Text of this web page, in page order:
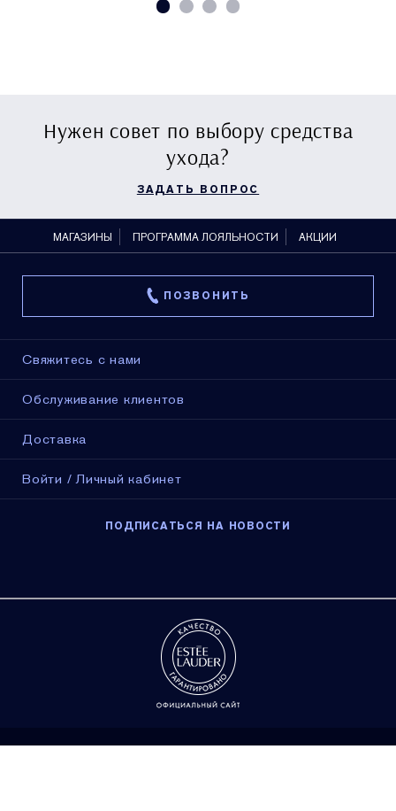
Нужен совет по выбору средства
ухода?
ЗАДАТЬ ВОПРОС
МАГАЗИНЫ ПРОГРАММА ЛОЯЛЬНОСТИ АКЦИИ
ПОЗВОНИТЬ
Свяжитесь с нами
Обслуживание клиентов
Доставка
Войти / Личный кабинет
ПОДПИСАТЬСЯ НА НОВОСТИ